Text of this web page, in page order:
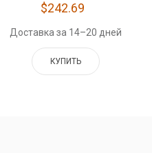
$242.69
Доставка за 14–20 дней
КУПИТЬ